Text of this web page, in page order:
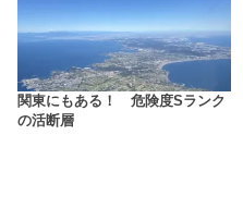
関東にもある！ 危険度Sランク
の活断層